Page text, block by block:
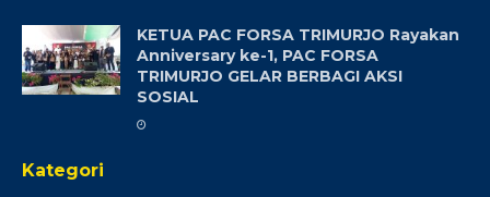
KETUA PAC FORSA TRIMURJO Rayakan
Anniversary ke-1, PAC FORSA
TRIMURJO GELAR BERBAGI AKSI
SOSIAL
Kategori